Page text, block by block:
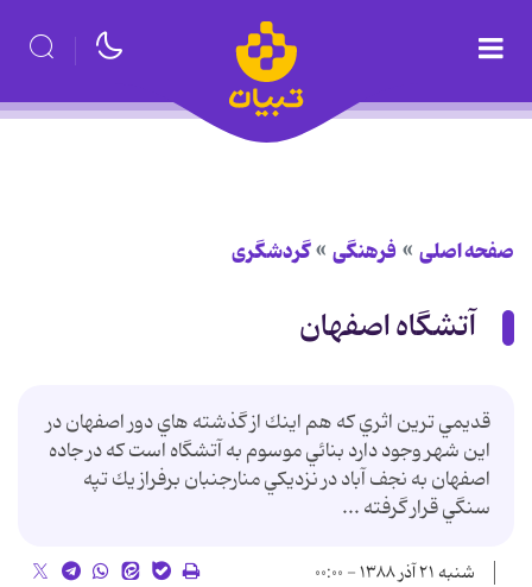
صفحه اصلی فرهنگی گردشگری
آتشگاه اصفهان
قديمي ترين اثري كه هم اينك از گذشته هاي دور اصفهان در
اين شهر وجود دارد بنائي موسوم به آتشگاه است كه در جاده
اصفهان به نجف آباد در نزديكي منارجنبان برفراز يك تپه
سنگي قرار گرفته ...
شنبه ۲۱ آذر ۱۳۸۸ - ۰۰:۰۰